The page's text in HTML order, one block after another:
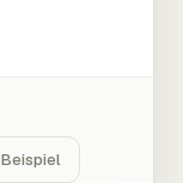
Beispiel